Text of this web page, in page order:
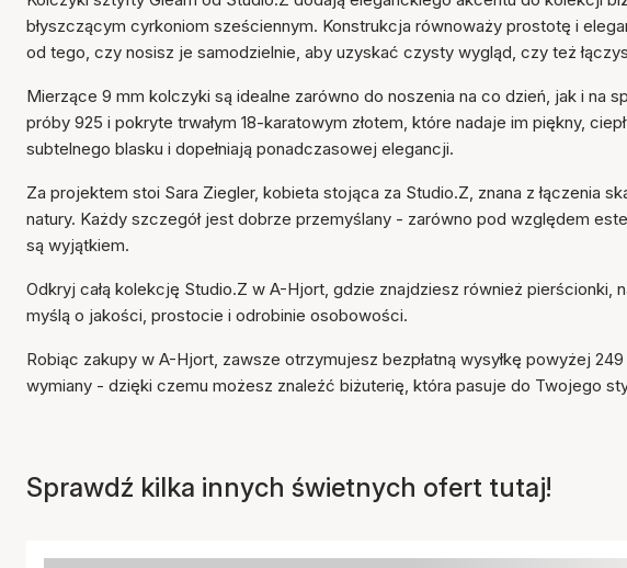
błyszczącym cyrkoniom sześciennym. Konstrukcja równoważy prostotę i
od tego, czy nosisz je samodzielnie, aby uzyskać czysty wygląd, czy też
Mierzące 9 mm kolczyki są idealne zarówno do noszenia na co dzień, jak i na
próby 925 i pokryte trwałym 18-karatowym złotem, które nadaje im piękny,
subtelnego blasku i dopełniają ponadczasowej elegancji.
Za projektem stoi Sara Ziegler, kobieta stojąca za Studio.Z, znana z łączenia
natury. Każdy szczegół jest dobrze przemyślany - zarówno pod względem
są wyjątkiem.
Odkryj całą kolekcję Studio.Z w A-Hjort, gdzie znajdziesz również pierścionki,
myślą o jakości, prostocie i odrobinie osobowości.
Robiąc zakupy w A-Hjort, zawsze otrzymujesz bezpłatną wysyłkę powyżej 249
wymiany - dzięki czemu możesz znaleźć biżuterię, która pasuje do Twojego
Sprawdź kilka innych świetnych ofert tutaj!